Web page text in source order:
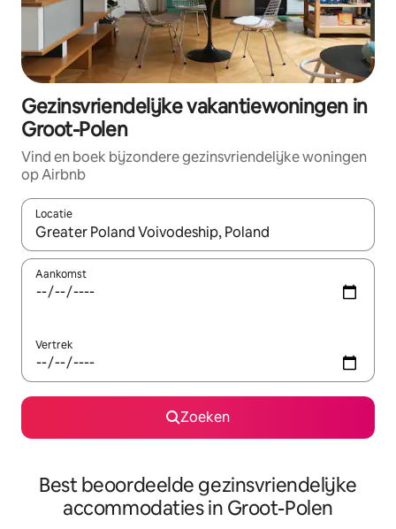
Gezinsvriendelijke vakantiewoningen in
Groot-Polen
Vind en boek bijzondere gezinsvriendelijke woningen
op Airbnb
Locatie
Wanneer er suggesties beschikbaar zijn, maak je een keuze
Aankomst
Vertrek
Zoeken
Best beoordeelde gezinsvriendelijke
accommodaties in Groot-Polen